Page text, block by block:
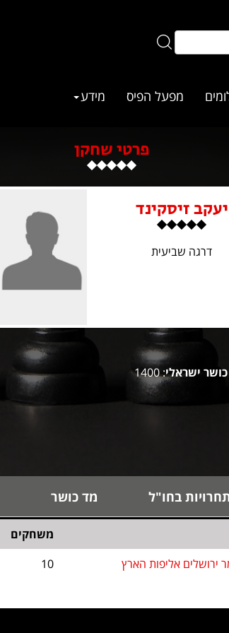
מפעל הפיס מידע
פרטי שחקן
יעקב זיסקינד
דרגה שביעית
ישראלי: 1400
בחו"ל מד כושר
משחקים
ירושלים אליפות הארץ 10